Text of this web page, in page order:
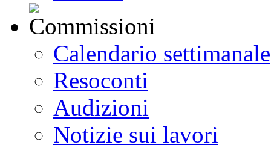
Ordine del giorno
Resoconti
Calendario dei lavori
Notizie